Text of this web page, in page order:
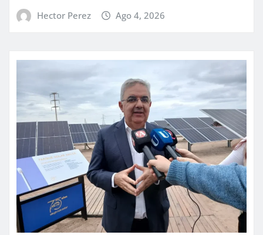
Hector Perez Ago 4, 2026